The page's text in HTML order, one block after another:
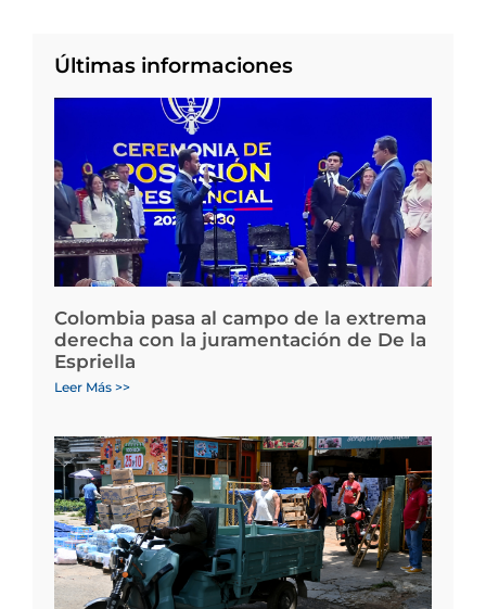
Últimas informaciones
Colombia pasa al campo de la extrema
derecha con la juramentación de De la
Espriella
Leer Más >>